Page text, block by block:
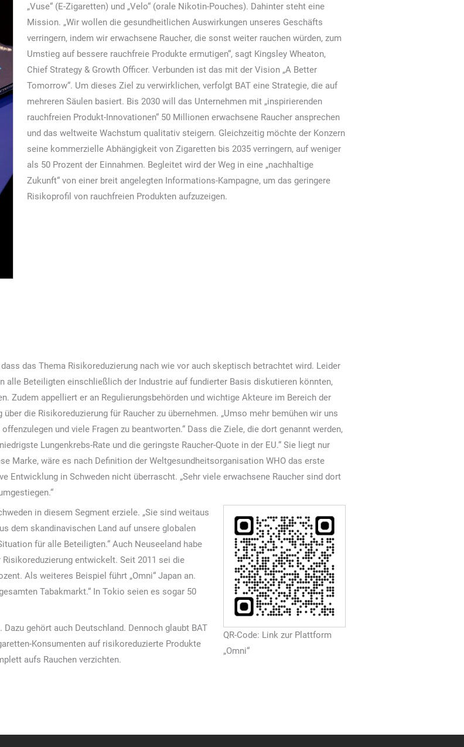
„Vuse“ (E-Zigaretten) und „Velo“ (orale Nikotin-Pouches). Dahinter steht eine
Mission. „Wir wollen die gesundheitlichen Auswirkungen unseres Geschäfts
verringern, indem wir erwachsene Raucher, die sonst weiter rauchen würden, zum
Umstieg auf bessere rauchfreie Produkte ermutigen“, sagt Kingsley Wheaton,
Chief Strategy & Growth Officer. Verbunden ist das mit der Vision „A Better
Tomorrow“. Um dieses Ziel zu verwirklichen, verfolgt BAT eine Strategie, die auf
mehreren Säulen basiert. Bis 2030 will das Unternehmen mit „inspirierenden
rauchfreien Produkt-Innovationen“ 50 Millionen erwachsene Raucher ansprechen
und das weltweite Wachstum qualitativ steigern. Gleichzeitig möchte der Konzern
seine kommerzielle Abhängigkeit von Zigaretten bis 2035 verringern, auf weniger
als 50 Prozent der Einnahmen. Begleitet wird der Weg in eine „nachhaltige
Zukunft“ von einer breit angelegten Informations-Kampagne, um das geringere
Risikoprofil von rauchfreien Produkten aufzuzeigen.
das Thema Risikoreduzierung nach wie vor auch skeptisch betrachtet wird. Leider
alle Beteiligten einschließlich der Industrie auf fundierter Basis diskutieren könnten,
Zudem appelliert er an Regulierungsbehörden und wichtige Akteure im Bereich der
die Risikoreduzierung für Raucher zu übernehmen. „Umso mehr bemühen wir uns
und viele Fragen zu beantworten.“ Dass die Ziele, die dort genannt werden,
Lungenkrebs-Rate und die geringste Raucher-Quote in der EU.“ Sie liegt nur
Marke, wäre es nach Definition der Weltgesundheitsorganisation WHO das erste
Entwicklung in Schweden nicht überrascht. „Sehr viele erwachsene Raucher sind dort
QR-Code: Link zur Plattform
„Omni“
in diesem Segment erziele. „Sie sind weitaus
dem skandinavischen Land auf unsere globalen
für alle Beteiligten.“ Auch Neuseeland habe
entwickelt. Seit 2011 sei die
Als weiteres Beispiel führt „Omni“ Japan an.
Tabakmarkt.“ In Tokio seien es sogar 50
gehört auch Deutschland. Dennoch glaubt BAT
Konsumenten auf risikoreduzierte Produkte
aufs Rauchen verzichten.